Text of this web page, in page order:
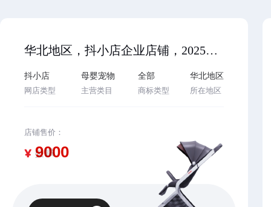
华北地区，抖小店企业店铺，2025年入驻，母婴宠物类，主体变更，无扣分贷款，诚意出售，欢迎咨询…
抖小店
网店类型
母婴宠物
主营类目
全部
商标类型
华北地区
所在地区
店铺售价：
¥